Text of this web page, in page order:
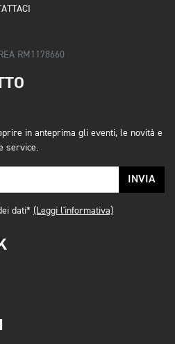
RM1178660
in anteprima gli eventi, le novità e
service.
INVIA
dati* (Leggi l'informativa)